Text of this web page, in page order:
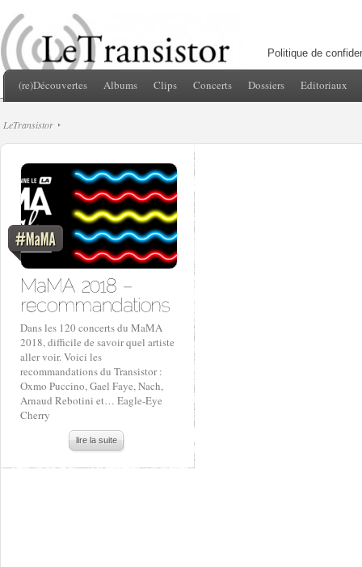
Politique de
(re)Découvertes Albums Clips Concerts Dossiers Editoriaux
LeTransistor
Dans les 120 concerts du MaMA
2018, difficile de savoir quel artiste
aller voir. Voici les
recommandations du Transistor :
Oxmo Puccino, Gael Faye, Nach,
Arnaud Rebotini et… Eagle-Eye
Cherry
lire la suite